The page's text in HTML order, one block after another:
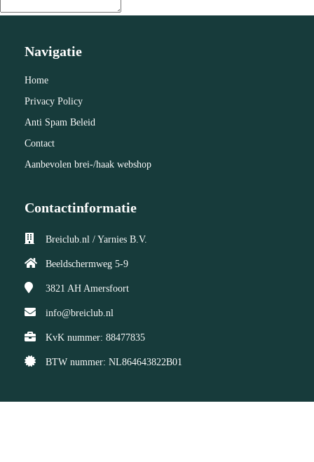
Navigatie
Home
Privacy Policy
Anti Spam Beleid
Contact
Aanbevolen brei-/haak webshop
Contactinformatie
Breiclub.nl / Yarnies B.V.
Beeldschermweg 5-9
3821 AH Amersfoort
info@breiclub.nl
KvK nummer: 88477835
BTW nummer: NL864643822B01